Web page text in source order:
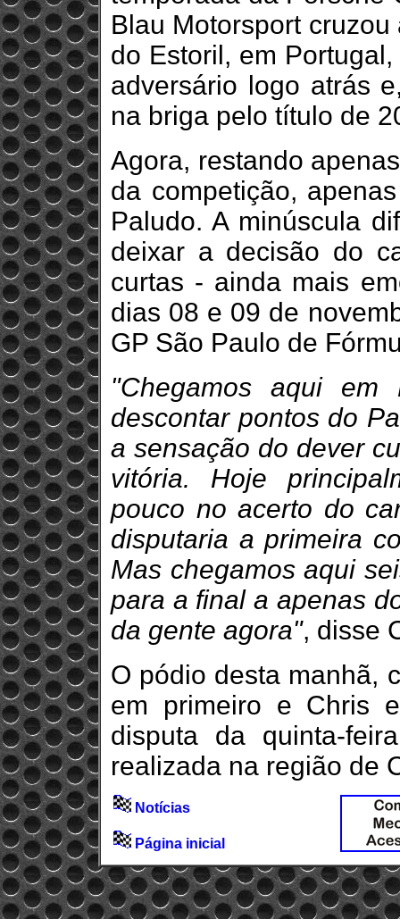
Blau Motorsport
do Estoril, em
adversário logo atrás
na briga pelo título de
Agora, restando
da competição,
Paludo. A minúscula
deixar a decisão do
curtas - ainda mais
dias 08 e 09 de
GP São Paulo de
"Chegamos aqui
descontar pontos do
a sensação do dever
vitória. Hoje
pouco no acerto do
disputaria a primeira
Mas chegamos aqui
para a final a apenas
da gente agora", disse
O pódio desta manhã,
em primeiro e Chris
disputa da quinta-
realizada na região de
Notícias
Página inicial